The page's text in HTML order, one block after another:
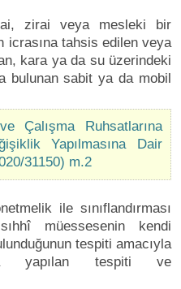
zirai veya mesleki bir
icrasına tahsis edilen veya
kara ya da su üzerindeki
bulunan sabit ya da mobil
Çalışma Ruhsatlarına
Yapılmasına Dair
31150) m.2
ile sınıflandırması
müessesenin kendi
tespiti amacıyla
yapılan tespiti ve